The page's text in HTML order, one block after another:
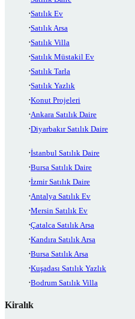
Satılık Ev
Satılık Arsa
Satılık Villa
Satılık Müstakil Ev
Satılık Tarla
Satılık Yazlık
Konut Projeleri
Ankara Satılık Daire
Diyarbakır Satılık Daire
İstanbul Satılık Daire
Bursa Satılık Daire
İzmir Satılık Daire
Antalya Satılık Ev
Mersin Satılık Ev
Çatalca Satılık Arsa
Kandıra Satılık Arsa
Bursa Satılık Arsa
Kuşadası Satılık Yazlık
Bodrum Satılık Villa
Kiralık